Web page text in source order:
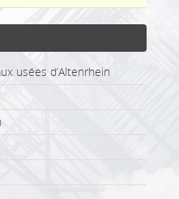
usées d’Altenrhein